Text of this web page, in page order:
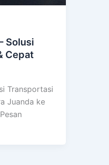
Solusi
Cepat
Transportasi
Juanda ke